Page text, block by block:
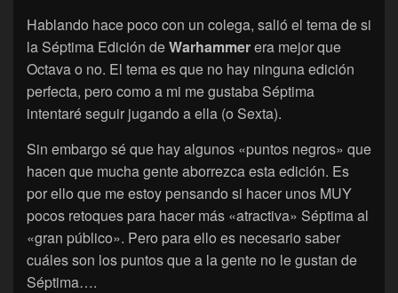
Hablando hace poco con un colega, salió el tema de si
la Séptima Edición deWarhammerera mejor que
Octava o no. El tema es que no hay ninguna edición
perfecta, pero como a mi me gustaba Séptima
intentaré seguir jugando a ella (o Sexta).
Sin embargo sé que hay algunos «puntos negros» que
hacen que mucha gente aborrezca esta edición. Es
por ello que me estoy pensando si hacer unos MUY
pocos retoques para hacer más «atractiva» Séptima al
«gran público». Pero para ello es necesario saber
cuáles son los puntos que a la gente no le gustan de
Séptima….